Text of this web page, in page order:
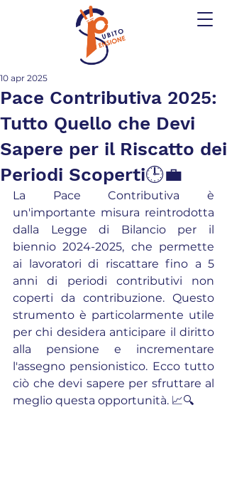
Pace Contributiva 2025:
Tutto Quello che Devi
Sapere per il Riscatto dei
Periodi Scoperti🕒💼
10 apr 2025
La Pace Contributiva è
un'importante misura reintrodotta
dalla Legge di Bilancio per il
biennio 2024-2025, che permette
ai lavoratori di riscattare fino a 5
anni di periodi contributivi non
coperti da contribuzione. Questo
strumento è particolarmente utile
per chi desidera anticipare il diritto
alla pensione e incrementare
l'assegno pensionistico. Ecco tutto
ciò che devi sapere per sfruttare al
meglio questa opportunità. 📈🔍